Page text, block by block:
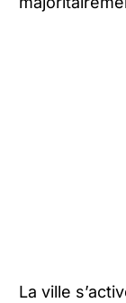
La ville